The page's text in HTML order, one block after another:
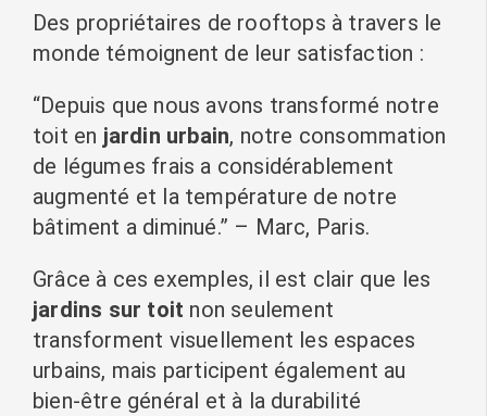
Des propriétaires de rooftops à travers le
monde témoignent de leur satisfaction :
“Depuis que nous avons transformé notre
toit en jardin urbain, notre consommation
de légumes frais a considérablement
augmenté et la température de notre
bâtiment a diminué.” – Marc, Paris.
Grâce à ces exemples, il est clair que les
jardins sur toit non seulement
transforment visuellement les espaces
urbains, mais participent également au
bien-être général et à la durabilité